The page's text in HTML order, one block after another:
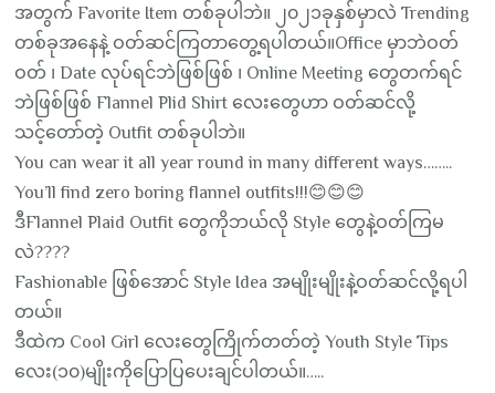
အတွက် Favorite Item တစ်ခုပါဘဲ။ ၂၀၂၁ခုနှစ်မှာလဲ Trending
တစ်ခုအနေနဲ့ ဝတ်ဆင်ကြတာတွေ့ရပါတယ်။Office မှာဘဲဝတ်
ဝတ် ၊ Date လုပ်ရင်ဘဲဖြစ်ဖြစ် ၊ Online Meeting တွေတက်ရင်
ဘဲဖြစ်ဖြစ် Flannel Plid Shirt လေးတွေဟာ ဝတ်ဆင်လို့
သင့်တော်တဲ့ Outfit တစ်ခုပါဘဲ။
You can wear it all year round in many different ways……..
You’ll find zero boring flannel outfits!!!😊😊😊
ဒီFlannel Plaid Outfit တွေကိုဘယ်လို Style တွေနဲ့ဝတ်ကြမ
လဲ????
Fashionable ဖြစ်အောင် Style Idea အမျိုးမျိုးနဲ့ဝတ်ဆင်လို့ရပါ
တယ်။
ဒီထဲက Cool Girl လေးတွေကြိုက်တတ်တဲ့ Youth Style Tips
လေး(၁၀)မျိုးကိုပြောပြပေးချင်ပါတယ်။…..